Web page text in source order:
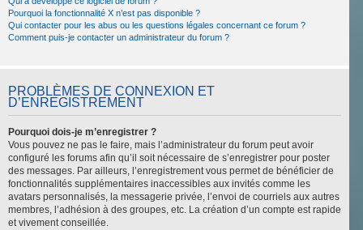
Pourquoi la fonctionnalité X n’est pas disponible ?
Qui contacter pour les abus ou les questions légales concernant ce forum ?
Comment puis-je contacter un administrateur du forum ?
PROBLÈMES DE CONNEXION ET
D’ENREGISTREMENT
Pourquoi dois-je m’enregistrer ?
Vous pouvez ne pas le faire, mais l’administrateur du forum peut avoir
configuré les forums afin qu’il soit nécessaire de s’enregistrer pour poster
des messages. Par ailleurs, l’enregistrement vous permet de bénéficier de
fonctionnalités supplémentaires inaccessibles aux invités comme les
avatars personnalisés, la messagerie privée, l’envoi de courriels aux autres
membres, l’adhésion à des groupes, etc. La création d’un compte est rapide
et vivement conseillée.